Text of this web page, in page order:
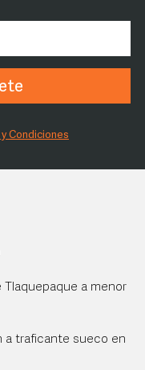
y Condiciones
Tlaquepaque a menor
a traficante sueco en